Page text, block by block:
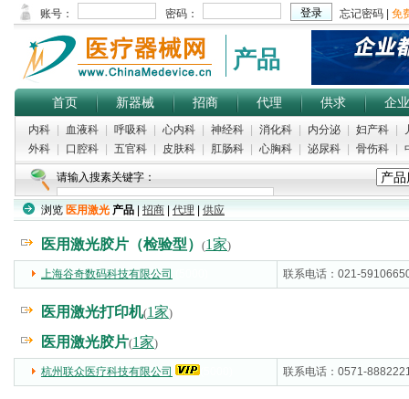
产品
首页 新器械 招商 代理 供求 企业
内科 血液科 呼吸科 心内科 神经科 消化科 内分泌 妇产科
外科
口腔科 五官科 皮肤科 肛肠科 心胸科 泌尿科 骨伤科
请输入搜素关键字：
热门搜索： 义齿| 麻醉穿刺包 |麻醉咽喉镜
浏览 医用激光 产品 招商 代理 供应
医用激光胶片（检验型） (1家)
上海谷奇数码科技有限公司 联系电话：021-
医用激光打印机(1家)
医用激光胶片(1家)
杭州联众医疗科技有限公司 联系电话：0571-